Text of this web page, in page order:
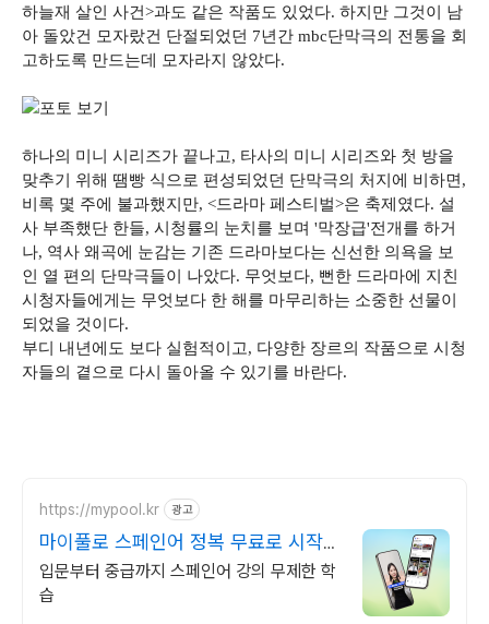
하늘재 살인 사건>과도 같은 작품도 있었다. 하지만 그것이 남
아 돌았건 모자랐건 단절되었던 7년간 mbc단막극의 전통을 회
고하도록 만드는데 모자라지 않았다.
하나의 미니 시리즈가 끝나고, 타사의 미니 시리즈와 첫 방을
맞추기 위해 땜빵 식으로 편성되었던 단막극의 처지에 비하면,
비록 몇 주에 불과했지만, <드라마 페스티벌>은 축제였다. 설
사 부족했단 한들, 시청률의 눈치를 보며 '막장급'전개를 하거
나, 역사 왜곡에 눈감는 기존 드라마보다는 신선한 의욕을 보
인 열 편의 단막극들이 나았다. 무엇보다, 뻔한 드라마에 지친
시청자들에게는 무엇보다 한 해를 마무리하는 소중한 선물이
되었을 것이다.
부디 내년에도 보다 실험적이고, 다양한 장르의 작품으로 시청
자들의 곁으로 다시 돌아올 수 있기를 바란다.
https://mypool.kr 광고
마이풀로 스페인어 정복 무료로 시작하
기
입문부터 중급까지 스페인어 강의 무제한 학
습